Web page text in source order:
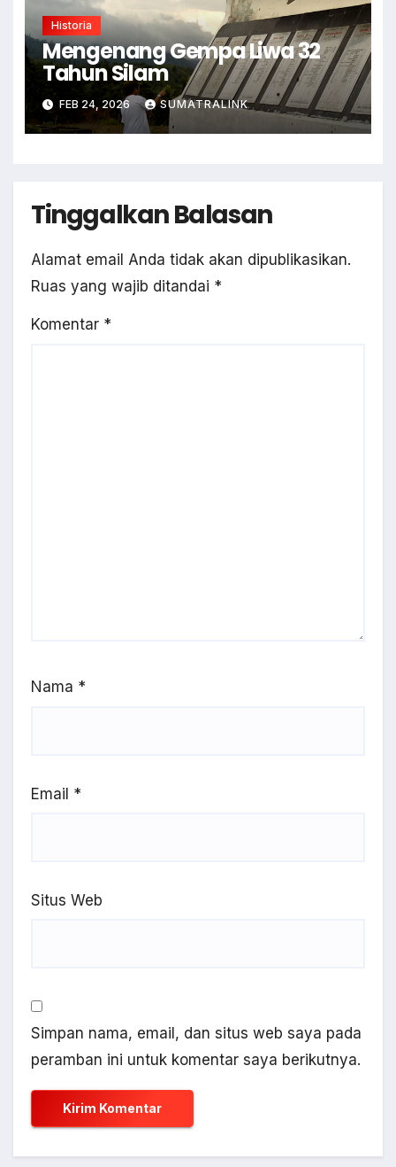
Historia
Mengenang Gempa Liwa 32
Tahun Silam
FEB 24, 2026 SUMATRALINK
Tinggalkan Balasan
Alamat email Anda tidak akan dipublikasikan.
Ruas yang wajib ditandai *
Komentar *
Nama *
Email *
Situs Web
Simpan nama, email, dan situs web saya pada
peramban ini untuk komentar saya berikutnya.